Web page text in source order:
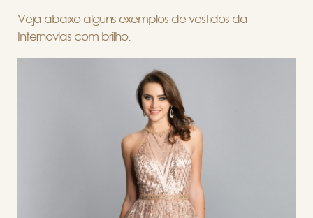
Veja abaixo alguns exemplos de vestidos da
Internovias com brilho.